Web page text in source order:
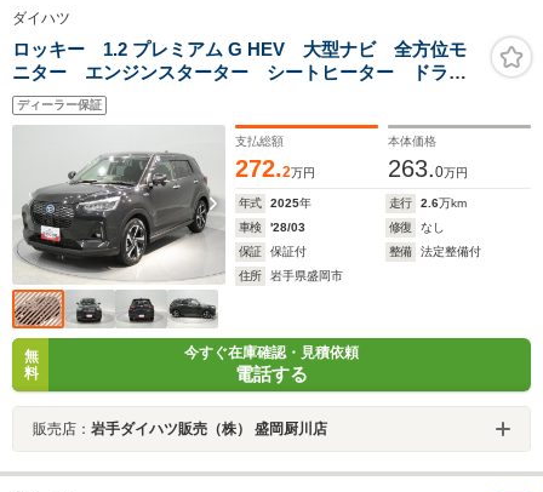
ダイハツ
ロッキー 1.2 プレミアム G HEV 大型ナビ 全方位モ
ニター エンジンスターター シートヒーター ドラレ
コ ETC
ディーラー保証
支払総額
272.2万円
本体価格
263.0万円
年式 2025年 走行 2.6万km
車検
'28/03 修復
なし
保証
保証付 整備
法定整備付
住所
岩手県盛岡市
無
料
今すぐ在庫確認・見積依頼
電話する
販売店： 岩手ダイハツ販売（株） 盛岡厨川店